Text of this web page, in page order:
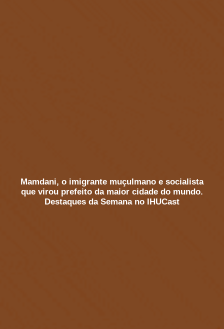
Mamdani, o imigrante muçulmano e socialista
que virou prefeito da maior cidade do mundo.
Destaques da Semana no IHUCast